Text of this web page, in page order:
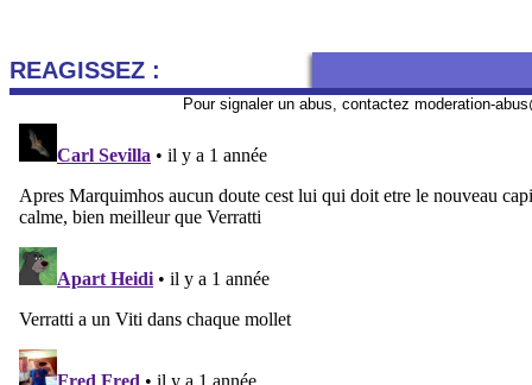
REAGISSEZ :
Pour signaler un abus, contactez moderation-